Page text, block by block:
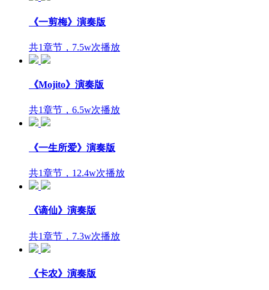
《一剪梅》演奏版
共1章节，7.5w次播放
《Mojito》演奏版
共1章节，6.5w次播放
《一生所爱》演奏版
共1章节，12.4w次播放
《谪仙》演奏版
共1章节，7.3w次播放
《卡农》演奏版